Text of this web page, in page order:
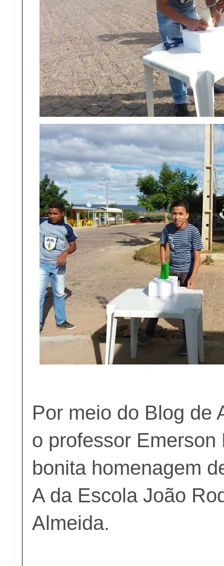
Por meio do Blog de
o professor Emerson
bonita homenagem
A da Escola João
Almeida.